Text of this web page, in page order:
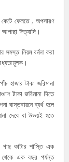
ফেলতে , অপসারণ
আগাছা ঈত্যাদি।
নিয়ম বর্ননা করা
হাজার টাকা জরিমানা
টাকা জরিমানা দিতে
বাস্তবায়নে ব্যর্থ হলে
দেবে বা উভয়ই হতে
গাছ কাটার শাস্তি এক
থেকে এক বছর পর্যন্ত